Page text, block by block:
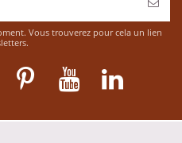
Vous trouverez pour cela un lien